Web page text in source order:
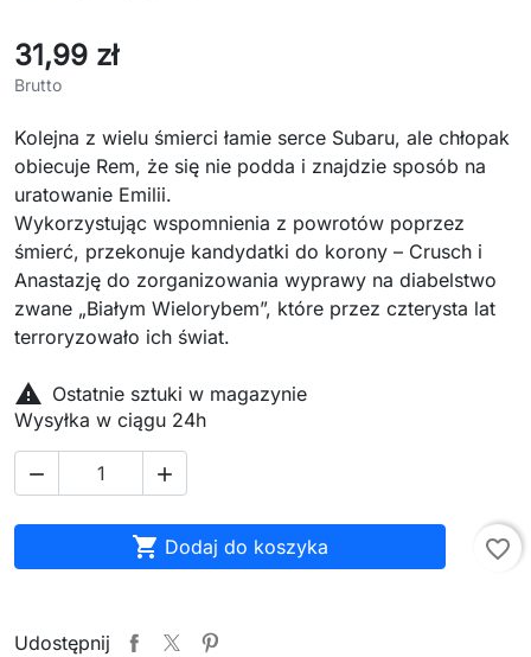
31,99 zł
Brutto
Kolejna z wielu śmierci łamie serce Subaru, ale chłopak
obiecuje Rem, że się nie podda i znajdzie sposób na
uratowanie Emilii.
Wykorzystując wspomnienia z powrotów poprzez
śmierć, przekonuje kandydatki do korony – Crusch i
Anastazję do zorganizowania wyprawy na diabelstwo
zwane „Białym Wielorybem”, które przez czterysta lat
terroryzowało ich świat.
 Ostatnie sztuki w magazynie
Wysyłka w ciągu 24h
 
 Dodaj do koszyka favorite_border
Udostępnij